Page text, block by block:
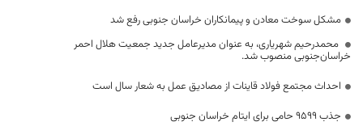
مشکل سوخت معادن و پیمانکاران خراسان جنوبی رفع شد
محمدرحیم شهریاری، به عنوان مدیرعامل جدید جمعیت هلال احمر
خراسان‌جنوبی منصوب شد.
احداث مجتمع فولاد قاینات از مصادیق عمل به شعار سال است
جذب ۹۵۹۹ حامی برای ایتام خراسان جنوبی